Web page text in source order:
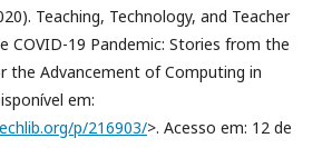
Teaching, Technology, and Teacher
COVID-19 Pandemic: Stories from the
the Advancement of Computing in
em:
p/216903/>. Acesso em: 12 de